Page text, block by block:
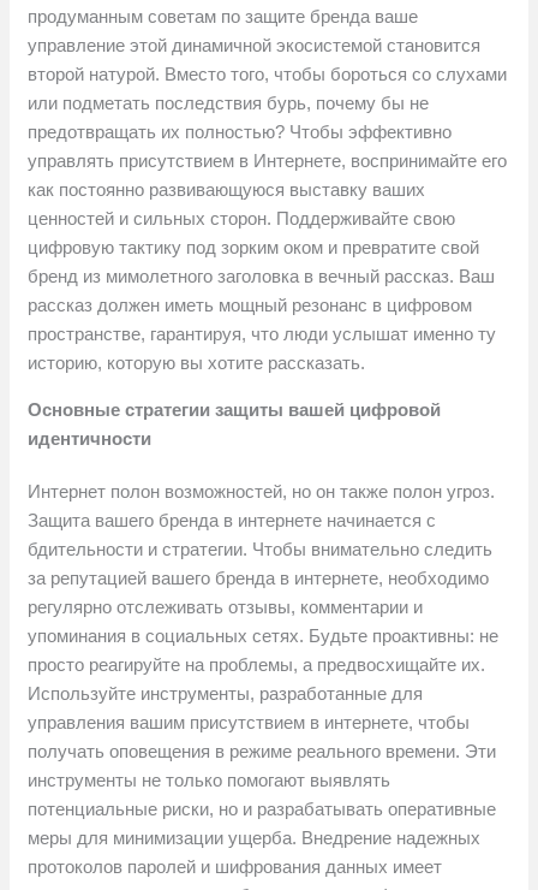
продуманным советам по защите бренда ваше
управление этой динамичной экосистемой становится
второй натурой. Вместо того, чтобы бороться со слухами
или подметать последствия бурь, почему бы не
предотвращать их полностью? Чтобы эффективно
управлять присутствием в Интернете, воспринимайте его
как постоянно развивающуюся выставку ваших
ценностей и сильных сторон. Поддерживайте свою
цифровую тактику под зорким оком и превратите свой
бренд из мимолетного заголовка в вечный рассказ. Ваш
рассказ должен иметь мощный резонанс в цифровом
пространстве, гарантируя, что люди услышат именно ту
историю, которую вы хотите рассказать.
Основные стратегии защиты вашей цифровой
идентичности
Интернет полон возможностей, но он также полон угроз.
Защита вашего бренда в интернете начинается с
бдительности и стратегии. Чтобы внимательно следить
за репутацией вашего бренда в интернете, необходимо
регулярно отслеживать отзывы, комментарии и
упоминания в социальных сетях. Будьте проактивны: не
просто реагируйте на проблемы, а предвосхищайте их.
Используйте инструменты, разработанные для
управления вашим присутствием в интернете, чтобы
получать оповещения в режиме реального времени. Эти
инструменты не только помогают выявлять
потенциальные риски, но и разрабатывать оперативные
меры для минимизации ущерба. Внедрение надежных
протоколов паролей и шифрования данных имеет